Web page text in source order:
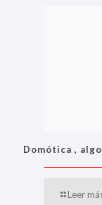
Domótica ,
Leer